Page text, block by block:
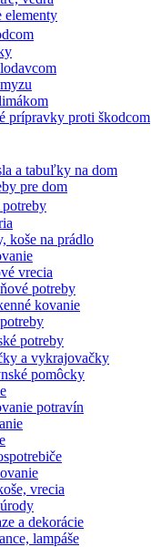
elementy
prípravky proti škodcom
a tabuľky na dom
pre dom
koše na prádlo
vrecia
potreby
kovanie
potreby
a vykrajovačky
pomôcky
potravín
vrecia
a dekorácie
lampáše